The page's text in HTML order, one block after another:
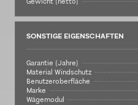
SONSTIGE EIGENSCHAFTEN
Garantie (Jahre)
Material Windschutz
Benutzeroberfläche
Marke
Wägemodul